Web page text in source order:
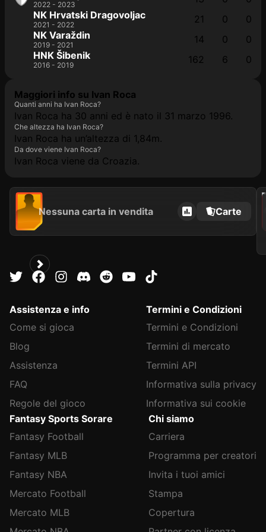
2022 - 2023
NK Hrvatski Dragovoljac
2021 - 2022 21 0
0
NK Varaždin
2019 - 2021 14 0
0
HNK Šibenik
2016 - 2019 162 6 0
Maggiori info su Ivan Roca
Quanti anni ha Ivan Roca?
Ivan Roca ha 30 anni ed è nato il 31 marzo 1996.
Che altezza ha Ivan Roca?
Ivan Roca ha un’altezza di 1,84m.
Da dove viene Ivan Roca?
Ivan Roca viene da Croazia.
Nessuna carta in vendita Carte
2024
Assistenza e info
Come si gioca
Blog
Assistenza
FAQ
Regole del gioco
Termini e Condizioni
Termini e Condizioni
Termini di mercato
Termini API
Informativa sulla privacy
Informativa sui cookie
Fantasy Sports Sorare
Fantasy Football
Fantasy MLB
Fantasy NBA
Mercato Football
Mercato MLB
Chi siamo
Carriera
Programma per creatori
Invita i tuoi amici
Stampa
Copertura